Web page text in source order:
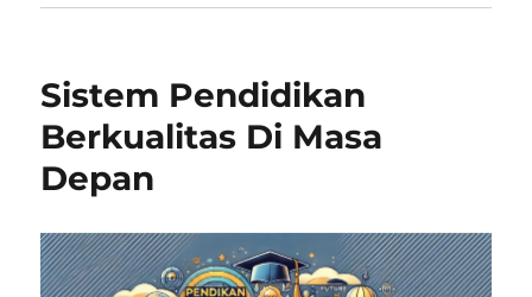
Sistem Pendidikan
Berkualitas Di Masa
Depan